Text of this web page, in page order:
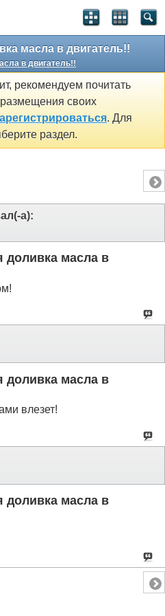
масла в двигатель!!
в двигатель!!
рекомендуем почитать
своих
. Для
раздел.
а):
доливка масла в
доливка масла в
влезет!
доливка масла в